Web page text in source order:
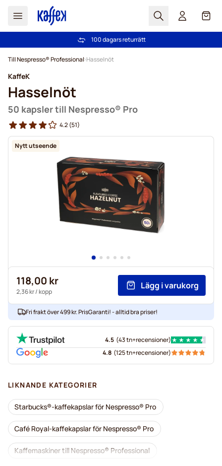
Sök Cart
Fri frakt över 499 kr
100 dagars returrätt
Till Nespresso® Professional Hasselnöt
Nytt utseende
KaffeK
Hasselnöt
50 kapsler till Nespresso® Pro
4.2(51)
118,00 kr
2,36 kr/ kopp
Lägg i varukorg
Fri frakt över 499 kr. PrisGaranti! - alltid bra priser!
4.5 (43 tn+recensioner)
4.8 (125 tn+recensioner)
LIKNANDE KATEGORIER
Starbucks®-kaffekapslar för Nespresso® Pro
Café Royal-kaffekapslar för Nespresso® Pro
Kaffemaskiner till Nespresso® Professional